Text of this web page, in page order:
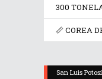
300
📏 COREA
San Luis Potosí